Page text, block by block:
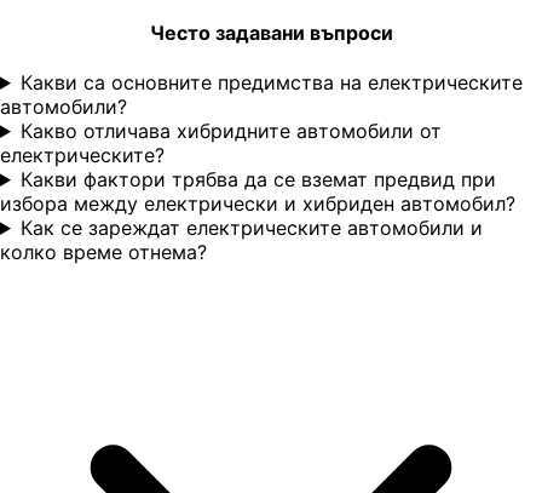
Често задавани въпроси
Какви са основните предимства на електрическите
автомобили?
Какво отличава хибридните автомобили от
електрическите?
Какви фактори трябва да се вземат предвид при
избора между електрически и хибриден автомобил?
Как се зареждат електрическите автомобили и
колко време отнема?